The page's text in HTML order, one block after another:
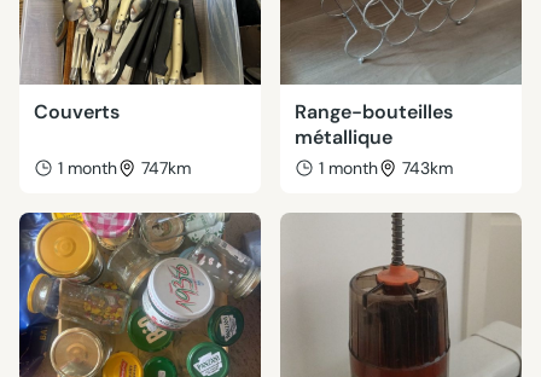
Couverts
1 month 747km
Range-bouteilles
métallique
1 month 743km